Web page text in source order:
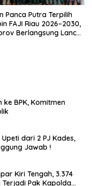
Panca Putra Terpilih
FAJI Riau 2026–2030,
Berlangsung Lancar
ke BPK, Komitmen
dari 2 PJ Kades,
Jawab !
Kiri Tengah, 3.374
Terjadi Pak Kapolda